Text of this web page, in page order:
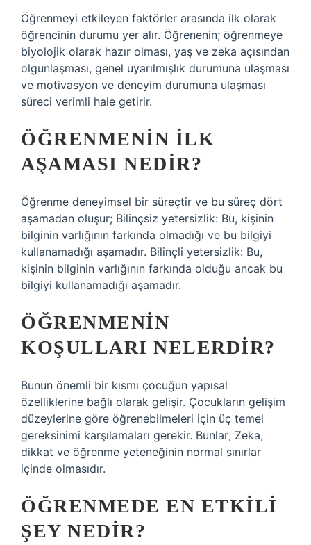
Öğrenmeyi etkileyen faktörler arasında ilk olarak
öğrencinin durumu yer alır. Öğrenenin; öğrenmeye
biyolojik olarak hazır olması, yaş ve zeka açısından
olgunlaşması, genel uyarılmışlık durumuna ulaşması
ve motivasyon ve deneyim durumuna ulaşması
süreci verimli hale getirir.
ÖĞRENMENIN ILK
AŞAMASI NEDIR?
Öğrenme deneyimsel bir süreçtir ve bu süreç dört
aşamadan oluşur; Bilinçsiz yetersizlik: Bu, kişinin
bilginin varlığının farkında olmadığı ve bu bilgiyi
kullanamadığı aşamadır. Bilinçli yetersizlik: Bu,
kişinin bilginin varlığının farkında olduğu ancak bu
bilgiyi kullanamadığı aşamadır.
ÖĞRENMENIN
KOŞULLARI NELERDIR?
Bunun önemli bir kısmı çocuğun yapısal
özelliklerine bağlı olarak gelişir. Çocukların gelişim
düzeylerine göre öğrenebilmeleri için üç temel
gereksinimi karşılamaları gerekir. Bunlar; Zeka,
dikkat ve öğrenme yeteneğinin normal sınırlar
içinde olmasıdır.
ÖĞRENMEDE EN ETKILI
ŞEY NEDIR?